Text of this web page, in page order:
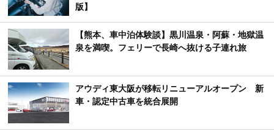
版】
【熊本、車中泊体験談】黒川温泉・阿蘇・地獄温
泉を満喫。フェリーで長崎へ抜ける子連れ旅
アウディ東大阪が移転リニューアルオープン 新
車・認定中古車を統合展開